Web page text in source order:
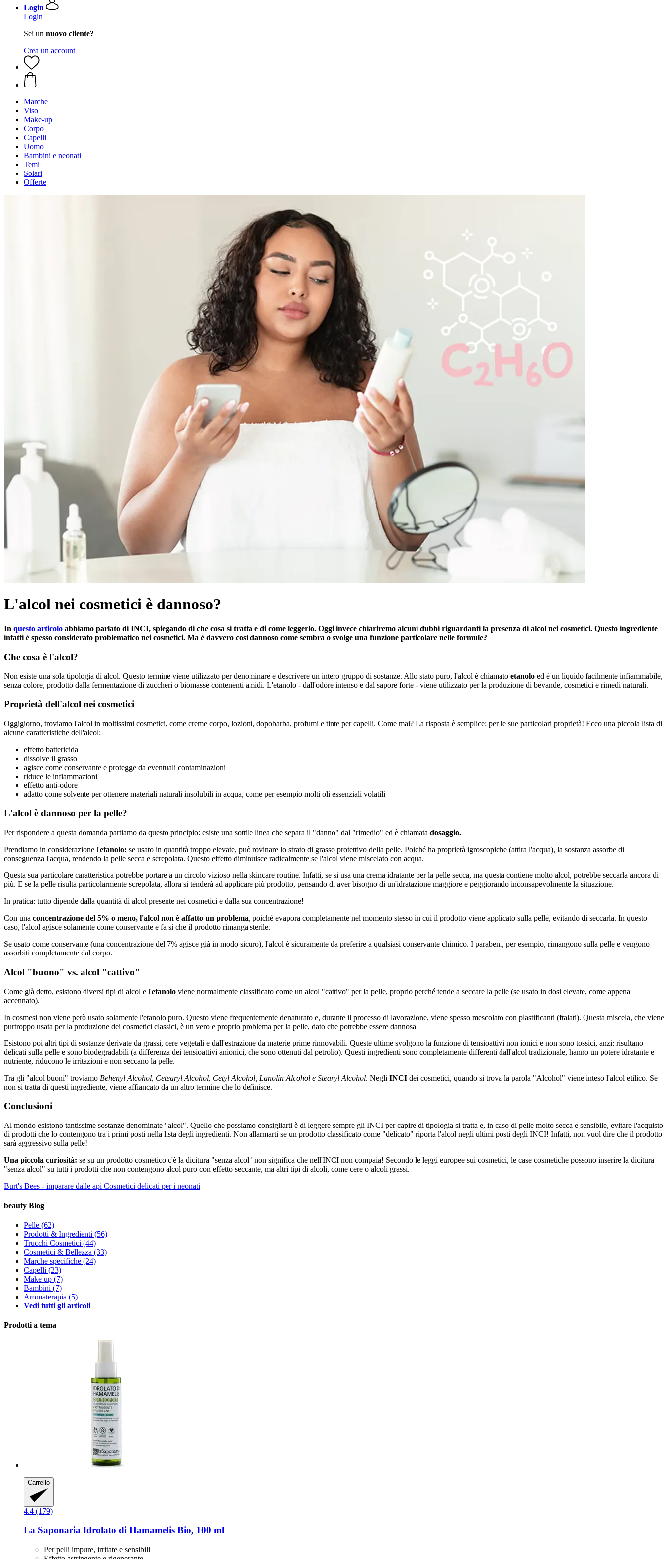
Login
Login
Sei un nuovo cliente?
Crea un account
Marche
Viso
Make-up
Corpo
Capelli
Uomo
Bambini e neonati
Temi
Solari
Offerte
L'alcol nei cosmetici è dannoso?
In questo articolo abbiamo parlato di INCI, spiegando di che cosa si tratta e di come leggerlo. Oggi invece chiariremo alcuni dubbi riguardanti la presenza di alcol nei cosmetici. Questo ingrediente
infatti è spesso considerato problematico nei cosmetici. Ma è davvero così dannoso come sembra o svolge una funzione particolare nelle formule?
Che cosa è l'alcol?
Non esiste una sola tipologia di alcol. Questo termine viene utilizzato per denominare e descrivere un intero gruppo di sostanze. Allo stato puro, l'alcol è chiamato etanolo ed è un liquido facilmente infiammabile,
senza colore, prodotto dalla fermentazione di zuccheri o biomasse contenenti amidi. L'etanolo - dall'odore intenso e dal sapore forte - viene utilizzato per la produzione di bevande, cosmetici e rimedi naturali.
Proprietà dell'alcol nei cosmetici
Oggigiorno, troviamo l'alcol in moltissimi cosmetici, come creme corpo, lozioni, dopobarba, profumi e tinte per capelli. Come mai? La risposta è semplice: per le sue particolari proprietà! Ecco una piccola lista di
alcune caratteristiche dell'alcol:
effetto battericida
dissolve il grasso
agisce come conservante e protegge da eventuali contaminazioni
riduce le infiammazioni
effetto anti-odore
adatto come solvente per ottenere materiali naturali insolubili in acqua, come per esempio molti oli essenziali volatili
L'alcol è dannoso per la pelle?
Per rispondere a questa domanda partiamo da questo principio: esiste una sottile linea che separa il "danno" dal "rimedio" ed è chiamata dosaggio.
Prendiamo in considerazione l'etanolo: se usato in quantità troppo elevate, può rovinare lo strato di grasso protettivo della pelle. Poiché ha proprietà igroscopiche (attira l'acqua), la sostanza assorbe di
conseguenza l'acqua, rendendo la pelle secca e screpolata. Questo effetto diminuisce radicalmente se l'alcol viene miscelato con acqua.
Questa sua particolare caratteristica potrebbe portare a un circolo vizioso nella skincare routine. Infatti, se si usa una crema idratante per la pelle secca, ma questa contiene molto alcol, potrebbe seccarla ancora di
più. E se la pelle risulta particolarmente screpolata, allora si tenderà ad applicare più prodotto, pensando di aver bisogno di un'idratazione maggiore e peggiorando inconsapevolmente la situazione.
In pratica: tutto dipende dalla quantità di alcol presente nei cosmetici e dalla sua concentrazione!
Con una concentrazione del 5% o meno, l'alcol non è affatto un problema, poiché evapora completamente nel momento stesso in cui il prodotto viene applicato sulla pelle, evitando di seccarla. In questo
caso, l'alcol agisce solamente come conservante e fa sì che il prodotto rimanga sterile.
Se usato come conservante (una concentrazione del 7% agisce già in modo sicuro), l'alcol è sicuramente da preferire a qualsiasi conservante chimico. I parabeni, per esempio, rimangono sulla pelle e vengono
assorbiti completamente dal corpo.
Alcol "buono" vs. alcol "cattivo"
Come già detto, esistono diversi tipi di alcol e l'etanolo viene normalmente classificato come un alcol "cattivo" per la pelle, proprio perché tende a seccare la pelle (se usato in dosi elevate, come appena
accennato).
In cosmesi non viene però usato solamente l'etanolo puro. Questo viene frequentemente denaturato e, durante il processo di lavorazione, viene spesso mescolato con plastificanti (ftalati). Questa miscela, che viene
purtroppo usata per la produzione dei cosmetici classici, è un vero e proprio problema per la pelle, dato che potrebbe essere dannosa.
Esistono poi altri tipi di sostanze derivate da grassi, cere vegetali e dall'estrazione da materie prime rinnovabili. Queste ultime svolgono la funzione di tensioattivi non ionici e non sono tossici, anzi: risultano
delicati sulla pelle e sono biodegradabili (a differenza dei tensioattivi anionici, che sono ottenuti dal petrolio). Questi ingredienti sono completamente differenti dall'alcol tradizionale, hanno un potere idratante e
nutriente, riducono le irritazioni e non seccano la pelle.
Tra gli "alcol buoni" troviamo Behenyl Alcohol, Cetearyl Alcohol, Cetyl Alcohol, Lanolin Alcohol e Stearyl Alcohol. Negli INCI dei cosmetici, quando si trova la parola "Alcohol" viene inteso l'alcol etilico. Se
non si tratta di questi ingrediente, viene affiancato da un altro termine che lo definisce.
Conclusioni
Al mondo esistono tantissime sostanze denominate "alcol". Quello che possiamo consigliarti è di leggere sempre gli INCI per capire di tipologia si tratta e, in caso di pelle molto secca e sensibile, evitare l'acquisto
di prodotti che lo contengono tra i primi posti nella lista degli ingredienti. Non allarmarti se un prodotto classificato come "delicato" riporta l'alcol negli ultimi posti degli INCI! Infatti, non vuol dire che il prodotto
sarà aggressivo sulla pelle!
Una piccola curiosità: se su un prodotto cosmetico c'è la dicitura "senza alcol" non significa che nell'INCI non compaia! Secondo le leggi europee sui cosmetici, le case cosmetiche possono inserire la dicitura
"senza alcol" su tutti i prodotti che non contengono alcol puro con effetto seccante, ma altri tipi di alcoli, come cere o alcoli grassi.
Burt's Bees - imparare dalle api Cosmetici delicati per i neonati
beauty Blog
Pelle (62)
Prodotti & Ingredienti (56)
Trucchi Cosmetici (44)
Cosmetici & Bellezza (33)
Marche specifiche (24)
Capelli (23)
Make up (7)
Bambini (7)
Aromaterapia (5)
Vedi tutti gli articoli
Prodotti a tema
Carrello
4.4 (179)
La Saponaria Idrolato di Hamamelis Bio, 100 ml
Per pelli impure, irritate e sensibili